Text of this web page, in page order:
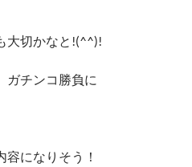
大切かなと!(^^)!
ガチンコ勝負に
になりそう！